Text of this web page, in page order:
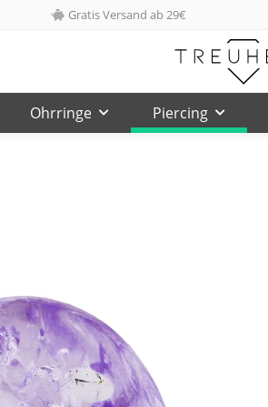
Gratis Versand ab 29€
Ohrringe Piercing